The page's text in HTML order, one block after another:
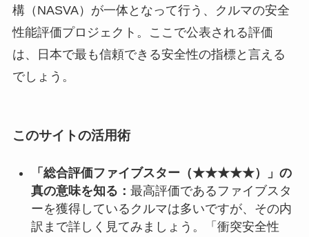
構（NASVA）が一体となって行う、クルマの安全
性能評価プロジェクト。ここで公表される評価
は、日本で最も信頼できる安全性の指標と言える
でしょう。
このサイトの活用術
「総合評価ファイブスター（★★★★★）」の
真の意味を知る： 最高評価であるファイブスタ
ーを獲得しているクルマは多いですが、その内
訳まで詳しく見てみましょう。「衝突安全性